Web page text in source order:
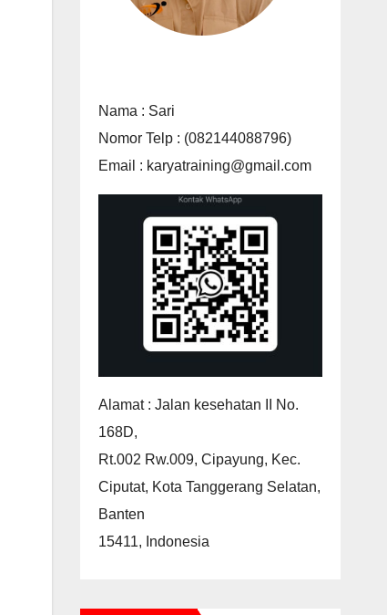
Nama : Sari
Nomor Telp : (082144088796)
Email : karyatraining@gmail.com
Alamat : Jalan kesehatan II No.
168D,
Rt.002 Rw.009, Cipayung, Kec.
Ciputat, Kota Tanggerang Selatan,
Banten
15411, Indonesia